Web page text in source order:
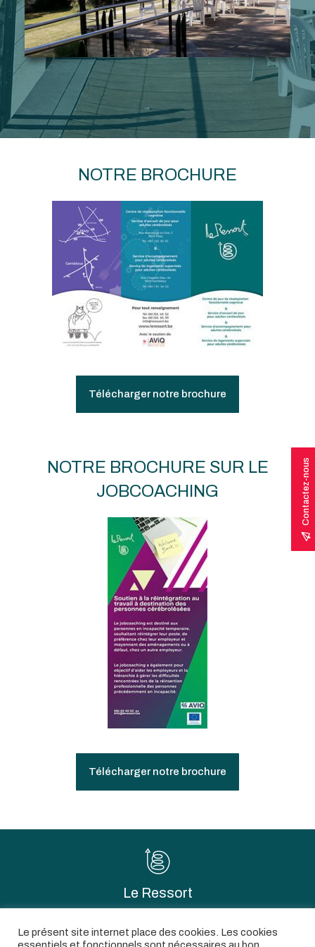
NOTRE BROCHURE
Télécharger notre brochure
NOTRE BROCHURE SUR LE
JOBCOACHING
Télécharger notre brochure
Le Ressort
Tél. +32 (0)81 634 052
Contactez-nous
Le présent site internet place des cookies. Les cookies